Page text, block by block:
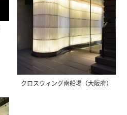
クロスウィング南船場（大阪府）